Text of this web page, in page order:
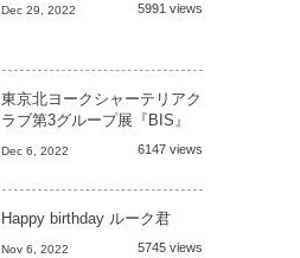
Dec 29, 2022 5991 views
東京北ヨークシャーテリアク
ラブ第3グループ展『BIS』
Dec 6, 2022 6147 views
Happy birthday ルーク君
Nov 6, 2022 5745 views